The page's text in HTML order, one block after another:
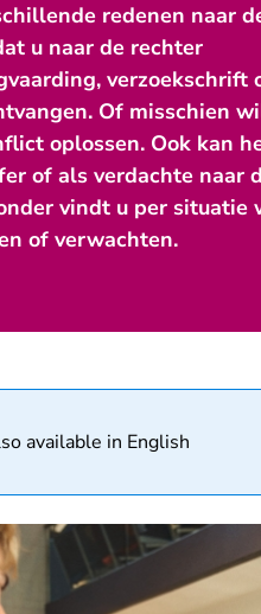
redenen naar
u naar de rechter
verzoekschrift
Of misschien
oplossen. Ook kan
of als verdachte naar
vindt u per situatie
of verwachten.
available in English